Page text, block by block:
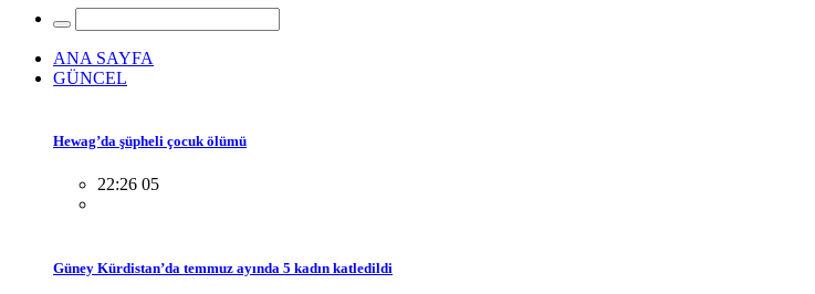
ANA SAYFA
GÜNCEL
Hewag’da şüpheli çocuk ölümü
22:26 05
Güney Kürdistan’da temmuz ayında 5 kadın katledildi